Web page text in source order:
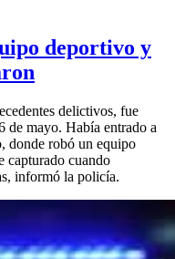
deportivo y
delictivos, fue
de mayo. Había entrado a
donde robó un equipo
capturado cuando
informó la policía.